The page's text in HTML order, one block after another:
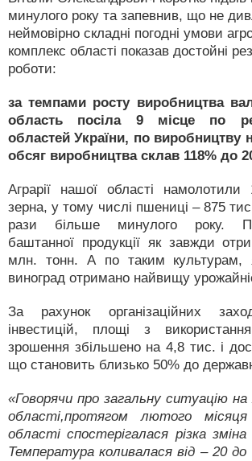
минулого року та запевнив, що не
неймовірно складні погодні умови
комплекс області показав достойні
роботи:
за темпами росту виробництва
область посіла 9 місце по
областей України, по виробництву
обсяг виробництва склав 118% до
Аграрії нашої області
зерна, у тому числі пшениці – 875
рази більше минулого року.
баштанної продукції як завжди
млн. тонн. А по таким культурам,
виноград отримано найвищу
За рахунок організаційних
інвестицій, площі з
зрошення збільшено на 4,8 тис. і
що становить близько 50% до
«Говорячи про загальну ситуацію на
області,протягом лютого
області спостерігалася різка
Температура коливалася від – 20